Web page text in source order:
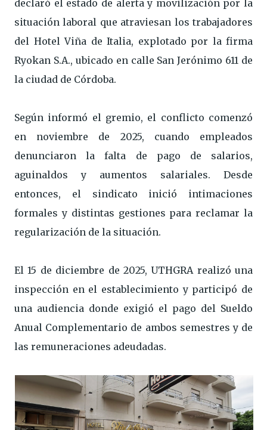
declaró el estado de alerta y movilización por la
situación laboral que atraviesan los trabajadores
del Hotel Viña de Italia, explotado por la firma
Ryokan S.A., ubicado en calle San Jerónimo 611 de
la ciudad de Córdoba.
Según informó el gremio, el conflicto comenzó
en noviembre de 2025, cuando empleados
denunciaron la falta de pago de salarios,
aguinaldos y aumentos salariales. Desde
entonces, el sindicato inició intimaciones
formales y distintas gestiones para reclamar la
regularización de la situación.
El 15 de diciembre de 2025, UTHGRA realizó una
inspección en el establecimiento y participó de
una audiencia donde exigió el pago del Sueldo
Anual Complementario de ambos semestres y de
las remuneraciones adeudadas.